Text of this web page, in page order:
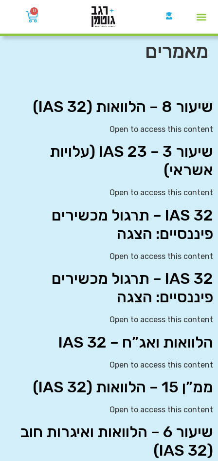
0
מאמרים
שיעור 8 – הלוואות (IAS 32)
Open to access this content
שיעור 3 – IAS 23 (עלויות
אשראי)
Open to access this content
IAS 32 – תרגול מכשירים
פיננסיים: הצגה
Open to access this content
IAS 32 – תרגול מכשירים
פיננסיים: הצגה
Open to access this content
הלוואות ואג”ח – IAS 32
Open to access this content
ממ”ן 15 – הלוואות (IAS 32)
Open to access this content
שיעור 6 – הלוואות ואיגרות חוב
(IAS 32)